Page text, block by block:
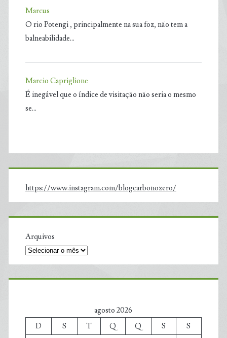
Marcus
O rio Potengi , principalmente na sua foz, não tem a
balneabilidade…
Marcio Capriglione
É inegável que o índice de visitação não seria o mesmo
se…
https://www.instagram.com/blogcarbonozero/
Arquivos
agosto 2026
D
S T Q Q S
S